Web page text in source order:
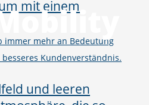
immer mehr an Bedeutung
Kundenverständnis.